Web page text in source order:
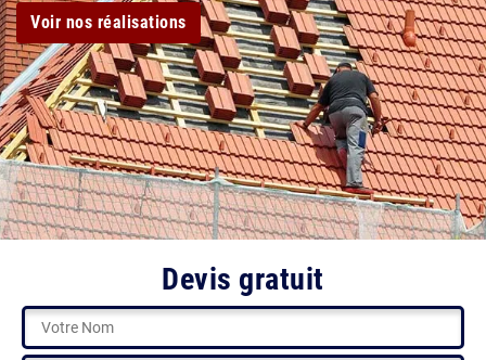
Voir nos réalisations
Devis gratuit